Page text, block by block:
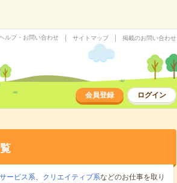
ルプ・お問い合わせ サイトマップ 掲載のお問い合わせ
会員登録 ログイン
ービス系、 クリエイティブ系などのお仕事を取り